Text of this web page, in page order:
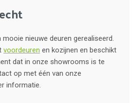
nieuwe deuren gerealiseerd.
voordeuren en kozijnen en beschikt
dat in onze showrooms is te
op met één van onze
informatie.